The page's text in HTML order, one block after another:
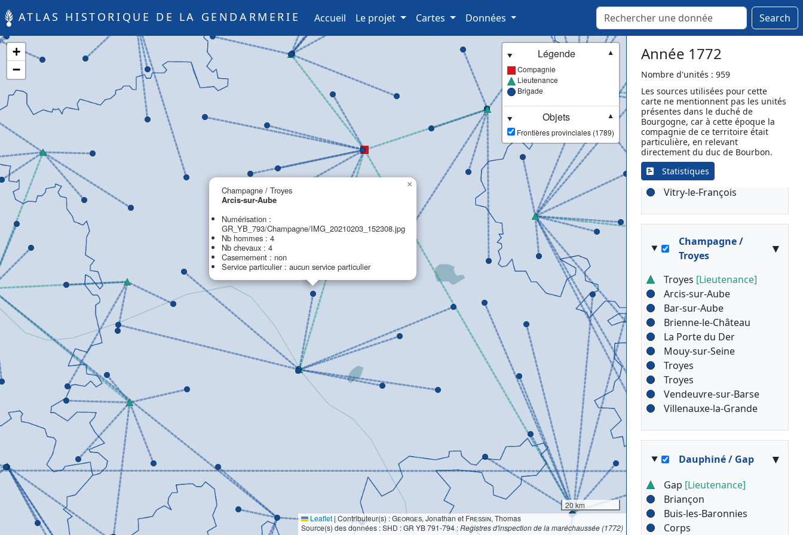
ATLAS HISTORIQUE DE LA GENDARMERIE Accueil (current)
Le projet Cartes Données Search
Champagne / Troyes
Arcis-sur-Aube
Numérisation :
GR_YB_793/Champagne/IMG_20210203_152308.jpg
Nb hommes : 4
Nb chevaux : 4
Casernement : non
Service particulier : aucun service particulier
×
+
−
Légende
▼
Compagnie
Lieutenance
Brigade
Objets
▼
Frontières provinciales (1789)
20 km
Leaflet | Contributeur(s) :Georges, Jonathan et Fressin, Thomas
Source(s) des données : SHD : GR YB 791-794 :Registres d'inspection de la maréchaussée (1772)
Année 1772
Nombre d'unités : 959
Les sources utilisées pour cette
carte ne mentionnent pas les unités
présentes dans le duché de
Bourgogne, car à cette époque la
compagnie de ce territoire était
particulière, en relevant
directement du duc de Bourbon.
Statistiques
Champagne /
Sainte-Menehould
▾
Sainte-Menehould
[Lieutenance]
Autry
Auve
Montfaucon-d'Argonne
Possesse
Saint-Dizier
Sainte-Menehould
Sainte-Menehould
Vitry-le-François
Champagne /
Troyes
▾
Troyes [Lieutenance]
Arcis-sur-Aube
Bar-sur-Aube
Brienne-le-Château
La Porte du Der
Mouy-sur-Seine
Troyes
Troyes
Vendeuvre-sur-Barse
Villenauxe-la-Grande
Dauphiné / Gap ▾
Gap [Lieutenance]
Briançon
Buis-les-Baronnies
Corps